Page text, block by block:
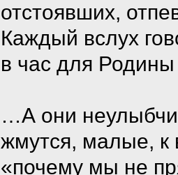
отстоявших,
Каждый вслух
в час для
…А они
жмутся, малые, к
«почему мы не